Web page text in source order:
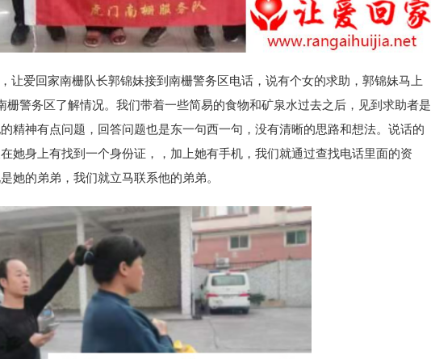
回家南栅队长郭锦妹接到南栅警务区电话，说有个女的求助，郭锦妹马上
栅警务区了解情况。我们带着一些简易的食物和矿泉水过去之后，见到求助者是
精神有点问题，回答问题也是东一句西一句，没有清晰的思路和想法。说话的
她身上有找到一个身份证，，加上她有手机，我们就通过查找电话里面的资
她的弟弟，我们就立马联系他的弟弟。